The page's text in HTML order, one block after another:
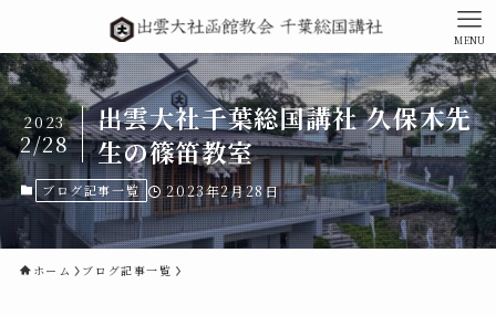
MENU
出雲大社千葉総国講社 久保木先
生の篠笛教室
2023
2/28
ブログ記事一覧 2023年2月28日
ホーム ブログ記事一覧